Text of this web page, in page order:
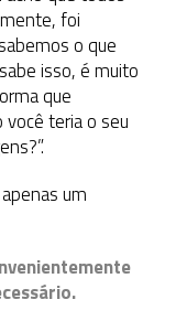
foi
o que
isso, é muito
que
você teria o seu
um